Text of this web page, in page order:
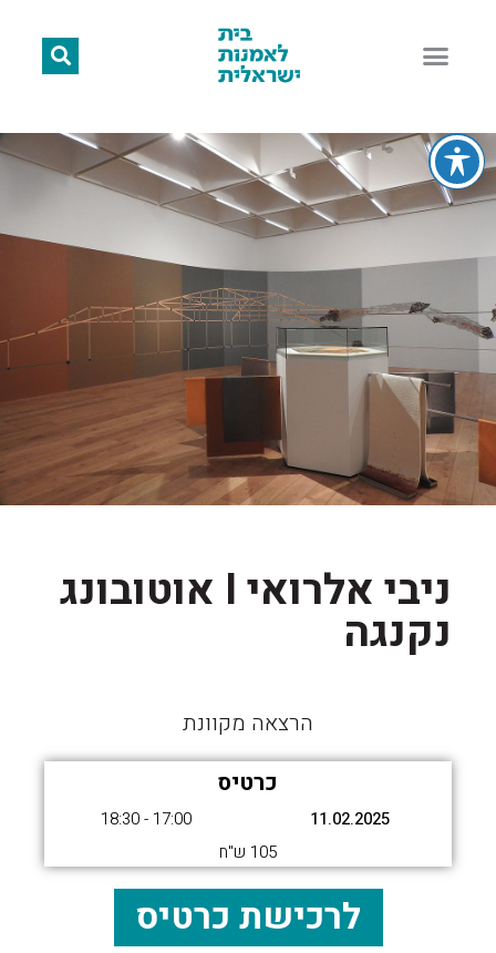
ניבי אלרואי I אוטובונג
נקנגה
הרצאה מקוונת
כרטיס
11.02.2025
17:00 - 18:30
105 ש"ח
לרכישת כרטיס